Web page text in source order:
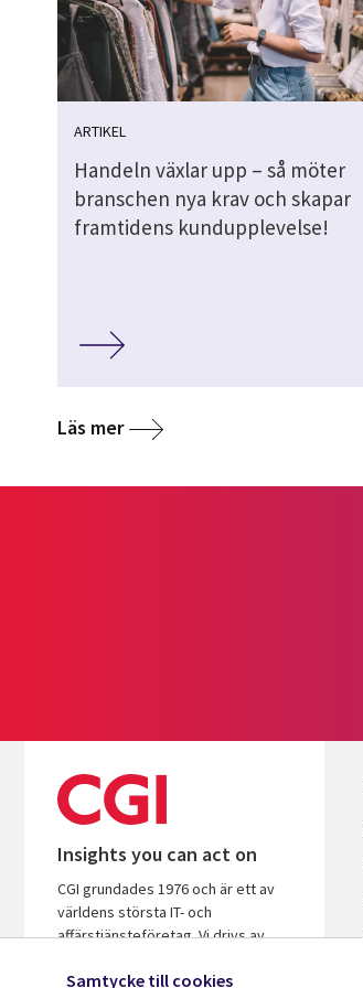
ARTIKEL
Handeln växlar upp – så möter
branschen nya krav och skapar
framtidens kundupplevelse!
Läs mer
Insights you can act on
CGI grundades 1976 och är ett av
världens största IT- och
affärstjänsteföretag. Vi drivs av
hjälpa företag och organisationer att
Samtycke till cookies